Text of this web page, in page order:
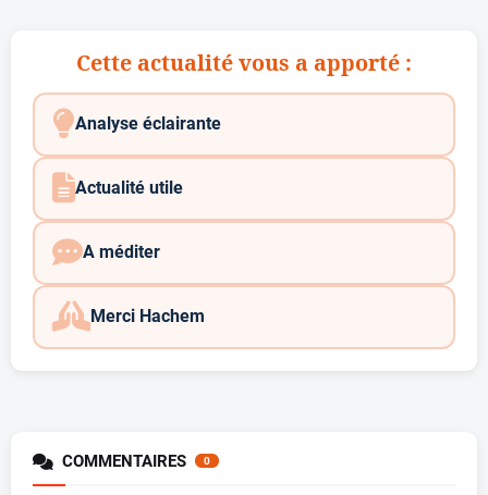
Cette actualité vous a apporté :
Analyse éclairante
Actualité utile
A méditer
Merci Hachem
COMMENTAIRES 0